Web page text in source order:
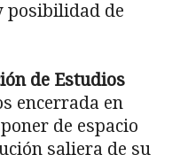
posibilidad de
de Estudios
encerrada en
de espacio
saliera de su